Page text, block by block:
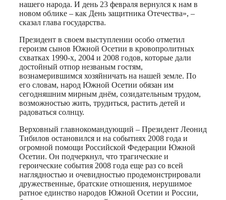
нашего народа. И день 23 февраля вернулся к нам в
новом облике – как День защитника Отечества», –
сказал глава государства.
Президент в своем выступлении особо отметил
героизм сынов Южной Осетии в кровопролитных
схватках 1990-х, 2004 и 2008 годов, которые дали
достойный отпор незваным гостям,
вознамерившимся хозяйничать на нашей земле. По
его словам, народ Южной Осетии обязан им
сегодняшним мирным днём, созидательным трудом,
возможностью жить, трудиться, растить детей и
радоваться солнцу.
Верховный главнокомандующий – Президент Леонид
Тибилов остановился и на событиях 2008 года и
огромной помощи Российской Федерации Южной
Осетии. Он подчеркнул, что трагические и
героические события 2008 года еще раз со всей
наглядностью и очевидностью продемонстрировали
дружественные, братские отношения, нерушимое
ратное единство народов Южной Осетии и России,